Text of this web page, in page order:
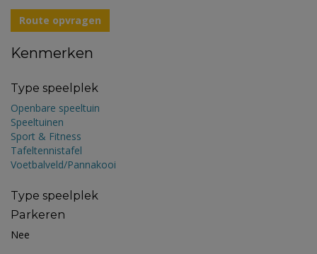
Route opvragen
Kenmerken
Type speelplek
Openbare speeltuin
Speeltuinen
Sport & Fitness
Tafeltennistafel
Voetbalveld/Pannakooi
Type speelplek
Parkeren
Nee